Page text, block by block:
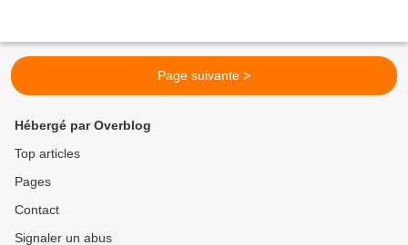
Page suivante >
Hébergé par Overblog
Top articles
Pages
Contact
Signaler un abus